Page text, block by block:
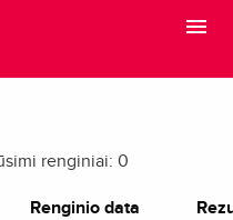
renginiai: 0
Renginio data